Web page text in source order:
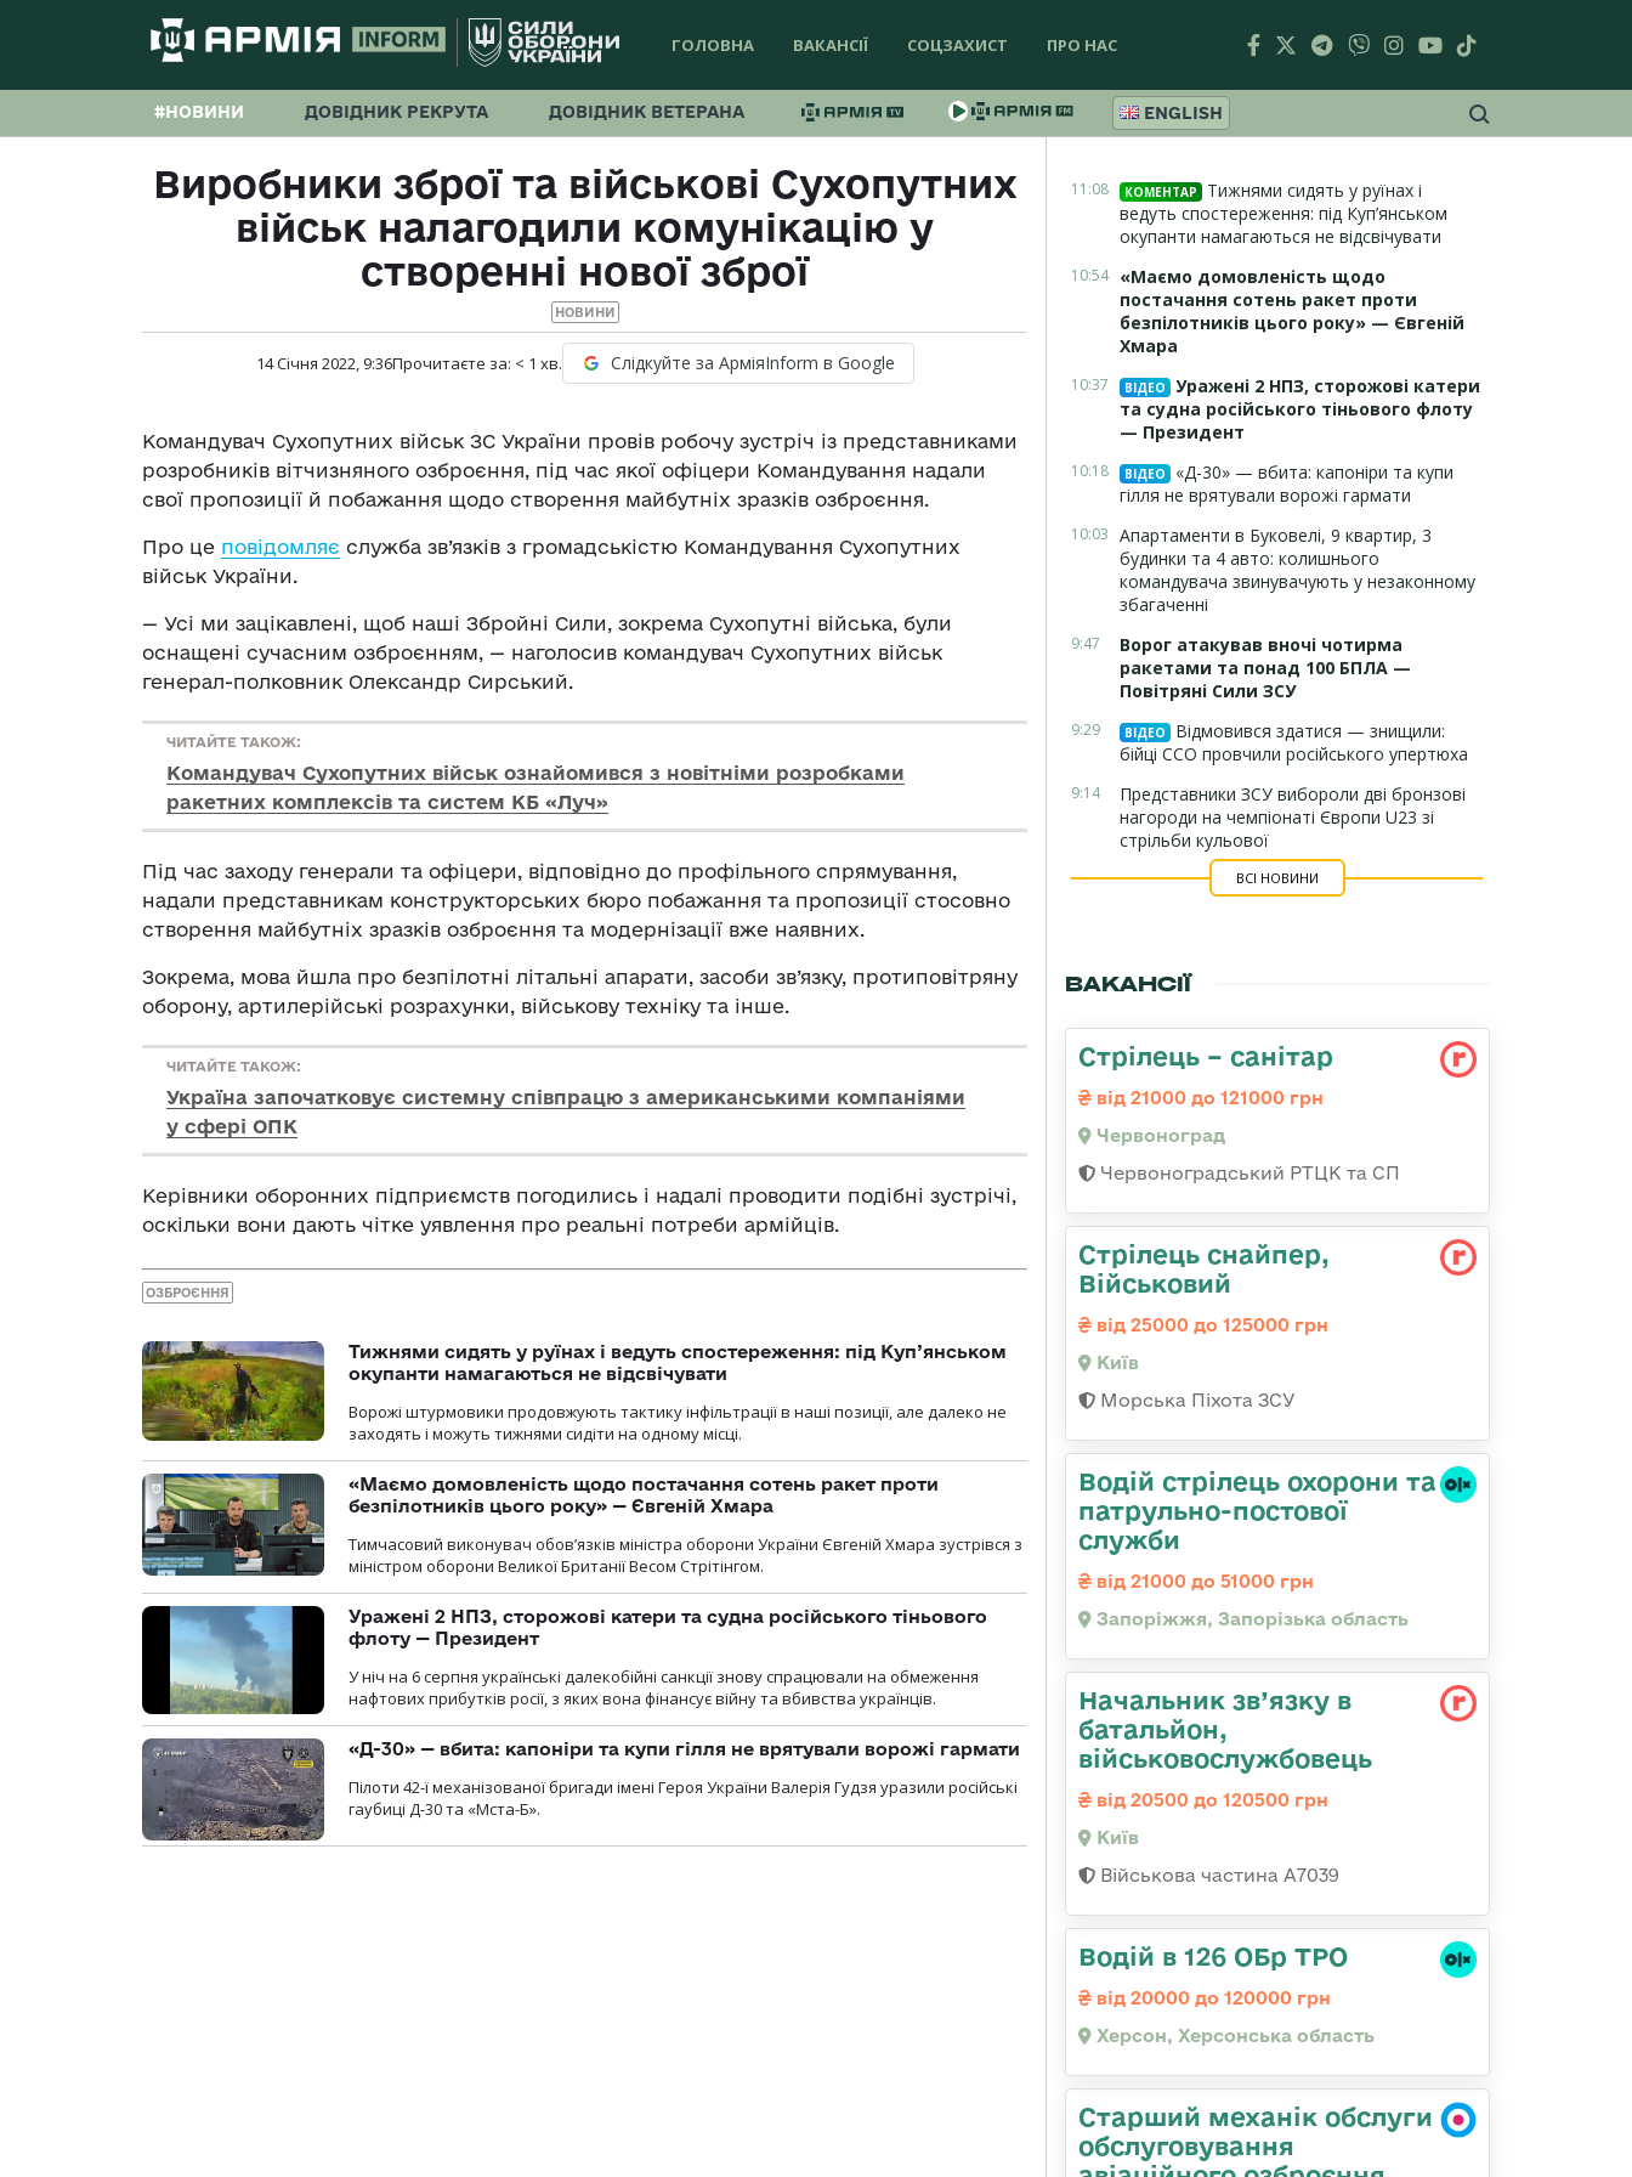
ГОЛОВНА ВАКАНСІЇ СОЦЗАХИСТ ПРО НАС
#НОВИНИ ДОВІДНИК РЕКРУТА ДОВІДНИК ВЕТЕРАНА ENGLISH
Виробники зброї та військові Сухопутних
військ налагодили комунікацію у
створенні нової зброї
НОВИНИ
14 Січня 2022, 9:36Прочитаєте за: < 1 хв. Слідкуйте за АрміяInform в Google
Командувач Сухопутних військ ЗС України провів робочу зустріч із представниками
розробників вітчизняного озброєння, під час якої офіцери Командування надали
свої пропозиції й побажання щодо створення майбутніх зразків озброєння.
Про це повідомляє служба зв’язків з громадськістю Командування Сухопутних
військ України.
— Усі ми зацікавлені, щоб наші Збройні Сили, зокрема Сухопутні війська, були
оснащені сучасним озброєнням, — наголосив командувач Сухопутних військ
генерал-полковник Олександр Сирський.
ЧИТАЙТЕ ТАКОЖ:
Командувач Сухопутних військ ознайомився з новітніми розробками
ракетних комплексів та систем КБ «Луч»
Під час заходу генерали та офіцери, відповідно до профільного спрямування,
надали представникам конструкторських бюро побажання та пропозиції стосовно
створення майбутніх зразків озброєння та модернізації вже наявних.
Зокрема, мова йшла про безпілотні літальні апарати, засоби зв’язку, протиповітряну
оборону, артилерійські розрахунки, військову техніку та інше.
ЧИТАЙТЕ ТАКОЖ:
Україна започатковує системну співпрацю з американськими компаніями
у сфері ОПК
Керівники оборонних підприємств погодились і надалі проводити подібні зустрічі,
оскільки вони дають чітке уявлення про реальні потреби армійців.
ОЗБРОЄННЯ
Тижнями сидять у руїнах і ведуть спостереження: під Куп’янськом
окупанти намагаються не відсвічувати
Ворожі штурмовики продовжують тактику інфільтрації в наші позиції, але далеко не
заходять і можуть тижнями сидіти на одному місці.
«Маємо домовленість щодо постачання сотень ракет проти
безпілотників цього року» — Євгеній Хмара
Тимчасовий виконувач обов’язків міністра оборони України Євгеній Хмара зустрівся з
міністром оборони Великої Британії Весом Стрітінгом.
Уражені 2 НПЗ, сторожові катери та судна російського тіньового
флоту — Президент
У ніч на 6 серпня українські далекобійні санкції знову спрацювали на обмеження
нафтових прибутків росії, з яких вона фінансує війну та вбивства українців.
«Д-30» — вбита: капоніри та купи гілля не врятували ворожі гармати
Пілоти 42-ї механізованої бригади імені Героя України Валерія Гудзя уразили російські
гаубиці Д-30 та «Мста-Б».
11:08 КОМЕНТАР
Тижнями сидять у руїнах і
ведуть спостереження: під Куп’янськом
окупанти намагаються не відсвічувати
10:54 «Маємо домовленість щодо
постачання сотень ракет проти
безпілотників цього року» — Євгеній
Хмара
10:37 ВІДЕО
Уражені 2 НПЗ, сторожові катери
та судна російського тіньового флоту
— Президент
10:18 ВІДЕО
«Д-30» — вбита: капоніри та купи
гілля не врятували ворожі гармати
10:03 Апартаменти в Буковелі, 9 квартир, 3
будинки та 4 авто: колишнього
командувача звинувачують у незаконному
збагаченні
9:47
Ворог атакував вночі чотирма
ракетами та понад 100 БПЛА —
Повітряні Сили ЗСУ
9:29 ВІДЕО
Відмовився здатися — знищили:
бійці ССО провчили російського упертюха
9:14
Представники ЗСУ вибороли дві бронзові
нагороди на чемпіонаті Європи U23 зі
стрільби кульової
ВСІ НОВИНИ
ВАКАНСІЇ
Стрілець – санітар
від 21000 до 121000 грн
Червоноград
Червоноградський РТЦК та СП
Стрілець снайпер,
Військовий
від 25000 до 125000 грн
Київ
Морська Піхота ЗСУ
Водій стрілець охорони та
патрульно-постової
служби
від 21000 до 51000 грн
Запоріжжя, Запорізька область
Начальник зв’язку в
батальйон,
військовослужбовець
від 20500 до 120500 грн
Київ
Військова частина А7039
Водій в 126 ОБр ТРО
від 20000 до 120000 грн
Херсон, Херсонська область
Старший механік обслуги
обслуговування